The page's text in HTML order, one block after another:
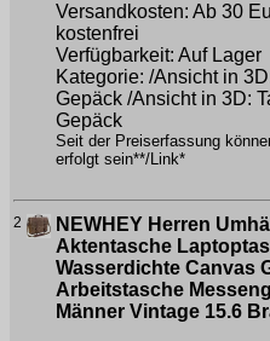
Versandkosten: Ab 30
kostenfrei
Verfügbarkeit: Auf Lager
Kategorie: /Ansicht in
Gepäck /Ansicht in 3D:
Gepäck
Seit der Preiserfassung
erfolgt sein**/Link*
2
NEWHEY Herren
Aktentasche
Wasserdichte Canvas
Arbeitstasche
Männer Vintage 15.6